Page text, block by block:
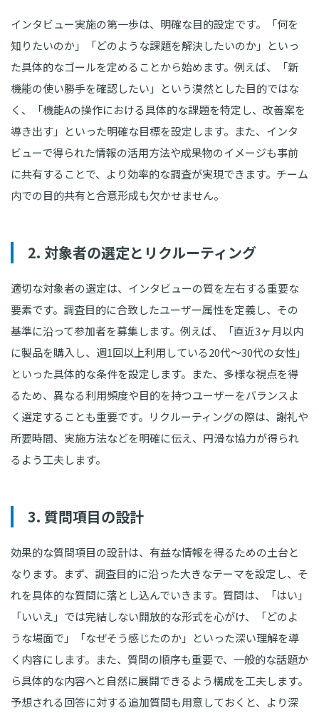
インタビュー実施の第一歩は、明確な目的設定です。「何を
知りたいのか」「どのような課題を解決したいのか」といっ
た具体的なゴールを定めることから始めます。例えば、「新
機能の使い勝手を確認したい」という漠然とした目的ではな
く、「機能Aの操作における具体的な課題を特定し、改善案を
導き出す」といった明確な目標を設定します。また、インタ
ビューで得られた情報の活用方法や成果物のイメージも事前
に共有することで、より効率的な調査が実現できます。チーム
内での目的共有と合意形成も欠かせません。
2. 対象者の選定とリクルーティング
適切な対象者の選定は、インタビューの質を左右する重要な
要素です。調査目的に合致したユーザー属性を定義し、その
基準に沿って参加者を募集します。例えば、「直近3ヶ月以内
に製品を購入し、週1回以上利用している20代〜30代の女性」
といった具体的な条件を設定します。また、多様な視点を得
るため、異なる利用頻度や目的を持つユーザーをバランスよ
く選定することも重要です。リクルーティングの際は、謝礼や
所要時間、実施方法などを明確に伝え、円滑な協力が得られ
るよう工夫します。
3. 質問項目の設計
効果的な質問項目の設計は、有益な情報を得るための土台と
なります。まず、調査目的に沿った大きなテーマを設定し、そ
れを具体的な質問に落とし込んでいきます。質問は、「はい」
「いいえ」では完結しない開放的な形式を心がけ、「どのよ
うな場面で」「なぜそう感じたのか」といった深い理解を導
く内容にします。また、質問の順序も重要で、一般的な話題か
ら具体的な内容へと自然に展開できるよう構成を工夫します。
予想される回答に対する追加質問も用意しておくと、より深